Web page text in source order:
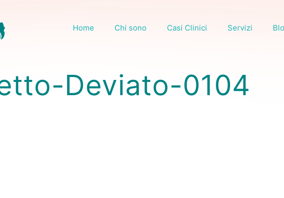
Home Chi sono Casi Clinici Servizi
Deviato-0104